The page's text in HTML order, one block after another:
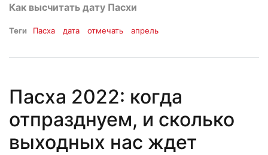
Как высчитать дату Пасхи
Теги Пасха дата отмечать апрель
Пасха 2022: когда
отпразднуем, и сколько
выходных нас ждет